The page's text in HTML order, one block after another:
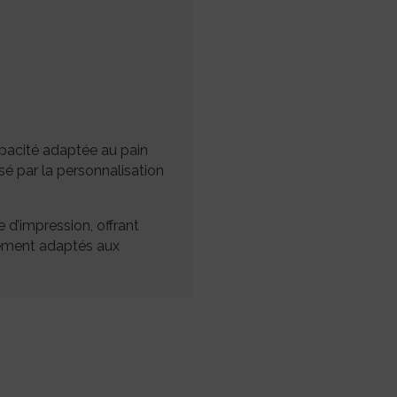
adaptée au pain
par la personnalisation
offrant
adaptés aux